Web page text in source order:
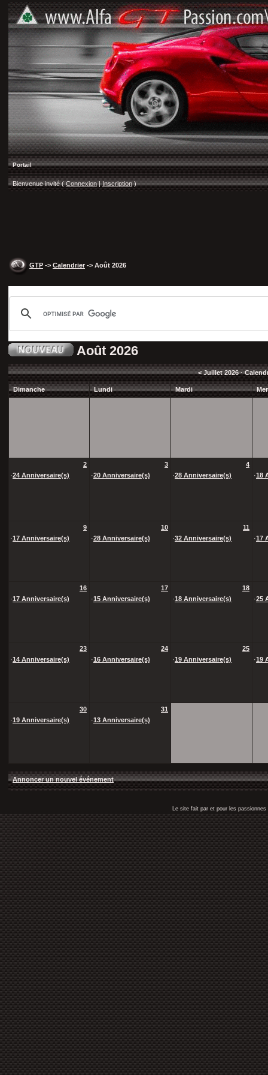
Portail
Bienvenue invité ( Connexion |Inscription)
GTP -> Calendrier -> Août 2026
Août 2026
<Juillet 2026·
Dimanche Lundi Mardi
2
·24 Anniversaire(s)
3
·20 Anniversaire(s)
4
·28 Anniversaire(s) ·18
9
·17 Anniversaire(s)
10
·28 Anniversaire(s)
11
·32 Anniversaire(s) ·17
16
·17 Anniversaire(s)
17
·15 Anniversaire(s)
18
·18 Anniversaire(s) ·25
23
·14 Anniversaire(s)
24
·16 Anniversaire(s)
25
·19 Anniversaire(s) ·19
30
·19 Anniversaire(s)
31
·13 Anniversaire(s)
Annoncer un nouvel événement
Le site fait par et pour les